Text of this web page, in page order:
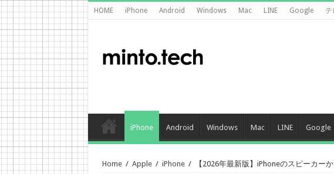
HOME iPhone Android Windows Mac LINE Google テ
iPhone Android Windows Mac LINE Google
Home / Apple / iPhone / 【2026年最新版】iPhoneのスピーカー